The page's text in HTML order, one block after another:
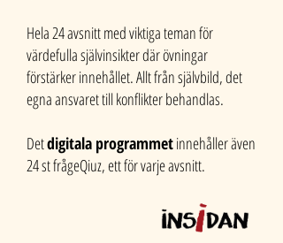
Hela 24 avsnitt med viktiga teman för
värdefulla självinsikter där övningar
förstärker innehållet. Allt från självbild, det
egna ansvaret till konflikter behandlas.
Detdigitala programmetinnehåller även
24 st frågeQiuz, ett för varje avsnitt.